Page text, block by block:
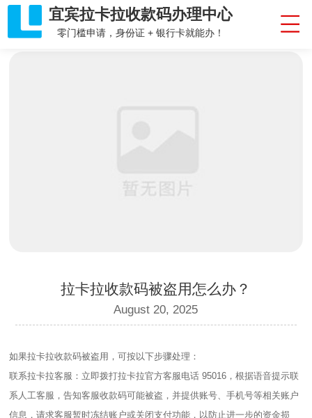
宜宾拉卡拉收款码办理中心
零门槛申请，身份证 + 银行卡就能办！
拉卡拉收款码被盗用怎么办？
August 20, 2025
如果拉卡拉收款码被盗用，可按以下步骤处理：
联系拉卡拉客服：立即拨打拉卡拉官方客服电话 95016，根据语音提示联
系人工客服，告知客服收款码可能被盗，并提供账号、手机号等相关账户
信息，请求客服暂时冻结账户或关闭支付功能，以防止进一步的资金损